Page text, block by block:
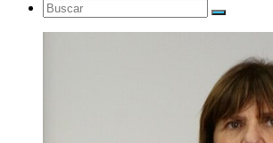
Buscar